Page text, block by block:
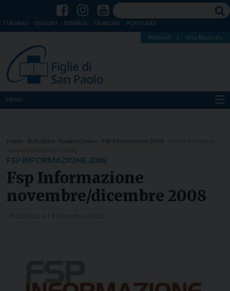
ITALIANO ENGLISH ESPAÑOL FRANÇAIS PORTUGÊS
Webmail Area Riservata
MENU
Dove siamo
Notizie
Risorse
Home Bollettino - PaolineOnline FSP Informazione 2008
FSP INFORMAZIONE 2008
Fsp Informazione
novembre/dicembre 2008